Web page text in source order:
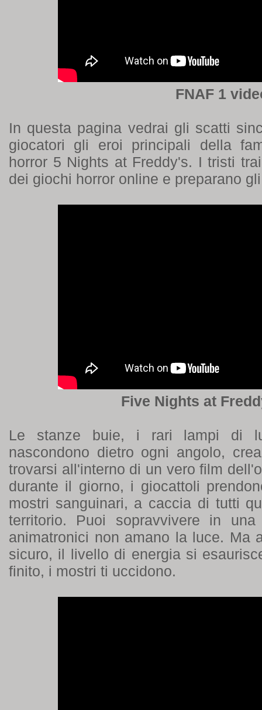
FNAF 1
In questa pagina vedrai gli scatti
giocatori gli eroi principali della
horror 5 Nights at Freddy's. I tristi
dei giochi horror online e preparano
Five Nights at
Le stanze buie, i rari lampi di
nascondono dietro ogni angolo,
trovarsi all'interno di un vero film
durante il giorno, i giocattoli
mostri sanguinari, a caccia di tutti
territorio. Puoi sopravvivere in
animatronici non amano la luce. Ma
sicuro, il livello di energia si
finito, i mostri ti uccidono.